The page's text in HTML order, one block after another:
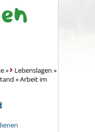
» Lebenslagen »
»Arbeit im